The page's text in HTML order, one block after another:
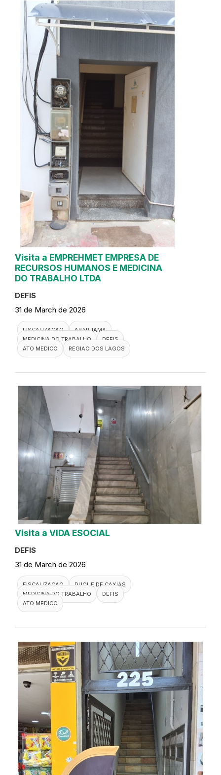
Visita a EMPREHMET EMPRESA DE
RECURSOS HUMANOS E MEDICINA
DO TRABALHO LTDA
DEFIS
31 de March de 2026
FISCALIZACAO
ARARUAMA
MEDICINA DO TRABALHO
DEFIS
ATO MEDICO
REGIAO DOS LAGOS
Visita a VIDA ESOCIAL
DEFIS
31 de March de 2026
FISCALIZACAO
DUQUE DE CAXIAS
MEDICINA DO TRABALHO
DEFIS
ATO MEDICO